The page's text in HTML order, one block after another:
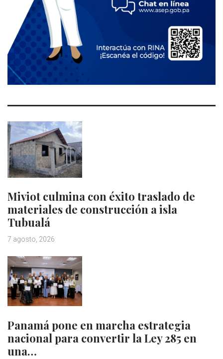
Miviot culmina con éxito traslado de
materiales de construcción a isla
Tubualá
7 agosto, 2026
Panamá pone en marcha estrategia
nacional para convertir la Ley 285 en
una…